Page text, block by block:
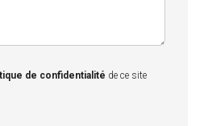
de confidentialité de ce site